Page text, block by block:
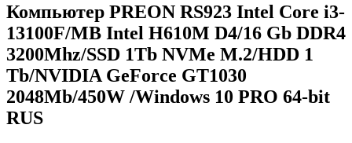
Компьютер PREON RS923 Intel Core i3-
13100F/MB Intel H610M D4/16 Gb DDR4
3200Mhz/SSD 1Tb NVMe M.2/HDD 1
Tb/NVIDIA GeForce GT1030
2048Mb/450W /Windows 10 PRO 64-bit
RUS